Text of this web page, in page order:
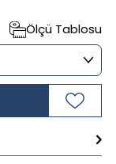
Ölçü Tablosu